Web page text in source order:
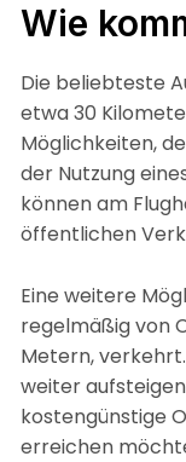
Wie
Die beliebteste
etwa 30
Möglichkeiten,
der Nutzung
können am
öffentlichen
Eine weitere
regelmäßig von
Metern,
weiter
kostengünstige
erreichen